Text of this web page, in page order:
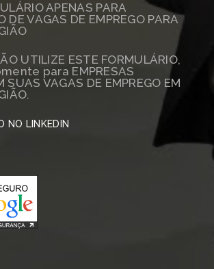
APENAS PARA
DE VAGAS DE EMPREGO PARA
UTILIZE ESTE FORMULÁRIO,
para EMPRESAS
SUAS VAGAS DE EMPREGO EM
NO LINKEDIN